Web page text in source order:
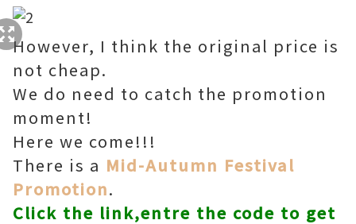
However, I think the original price is
not cheap.
We do need to catch the promotion
moment!
Here we come!!!
There is a Mid-Autumn Festival
Promotion.
Click the link,entre the code to get